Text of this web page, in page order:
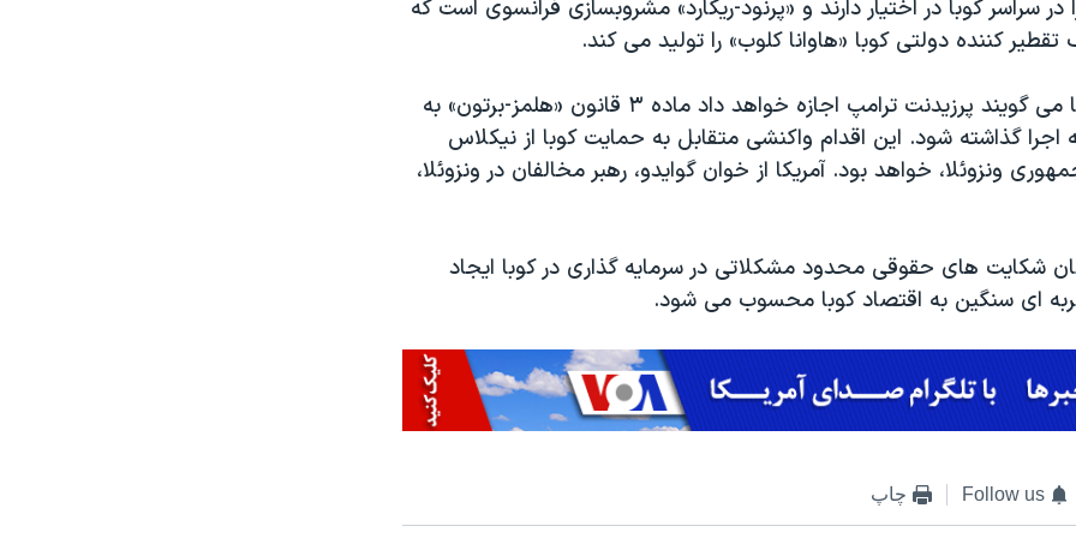
سراسر کوبا در اختیار دارند و «پرنود-ریکارد» مشروبسازی فرانسوی است که
کننده دولتی کوبا «هاوانا کلوب» را تولید می کند.
مقام های آمریکا می گویند پرزیدنت ترامپ اجازه خواهد داد ماده ۳ قانون «هلمز-برتون» به
گذاشته شود. این اقدام واکنشی متقابل به حمایت کوبا از نیکلاس
ونزوئلا، خواهد بود. آمریکا از خوان گوایدو، رهبر مخالفان در ونزوئلا،
شکایت های حقوقی محدود مشکلاتی در سرمایه گذاری در کوبا ایجاد
ای سنگین به اقتصاد کوبا محسوب می شود.
Follow us چاپ